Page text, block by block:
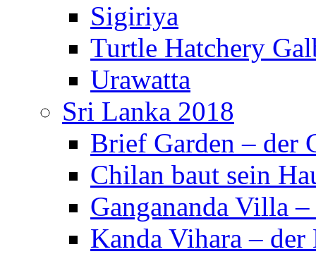
Sigiriya
Turtle Hatchery
Urawatta
Sri Lanka 2018
Brief Garden – der
Chilan baut sein
Gangananda Villa
Kanda Vihara –